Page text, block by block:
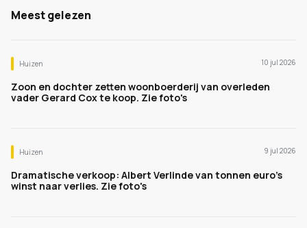
Meest gelezen
Huizen 10 jul 2026
Zoon en dochter zetten woonboerderij van overleden
vader Gerard Cox te koop. Zie foto's
Huizen 9 jul 2026
Dramatische verkoop: Albert Verlinde van tonnen euro's
winst naar verlies. Zie foto's